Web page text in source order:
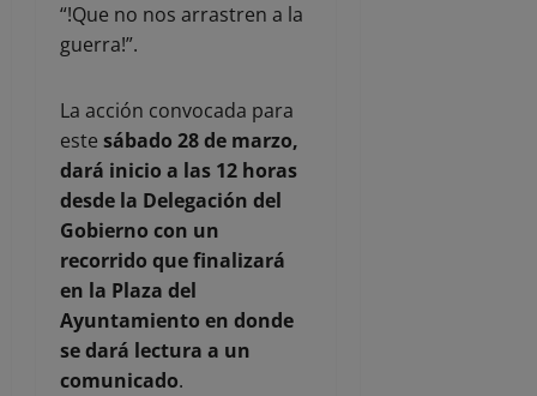
“!Que no nos arrastren a la
guerra!”.
La acción convocada para
este sábado 28 de marzo,
dará inicio a las 12 horas
desde la Delegación del
Gobierno con un
recorrido que finalizará
en la Plaza del
Ayuntamiento en donde
se dará lectura a un
comunicado.